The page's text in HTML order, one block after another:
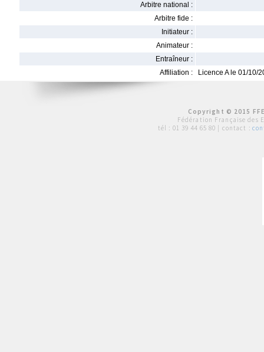
Arbitre national :
Arbitre fide :
Initiateur :
Animateur :
Entraîneur :
Affiliation :
Licence A le 01/10/
Copyright © 2015
Fédération Française des
tél : 01 39 44 65 80 | contact :